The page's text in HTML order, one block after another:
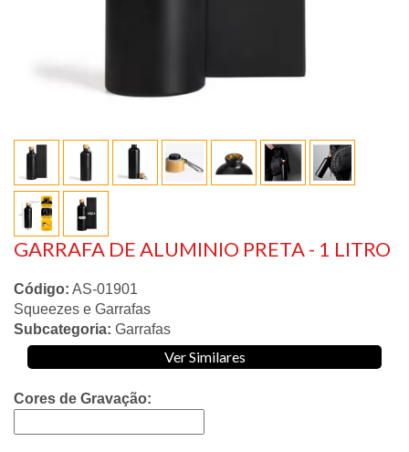
GARRAFA DE ALUMINIO PRETA - 1 LITRO
Código: AS-01901
Squeezes e Garrafas
Subcategoria: Garrafas
Ver Similares
Cores de Gravação: